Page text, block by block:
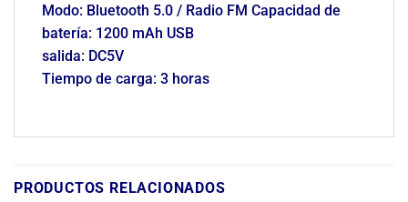
Modo: Bluetooth 5.0 / Radio FM Capacidad de
batería: 1200 mAh USB
salida: DC5V
Tiempo de carga: 3 horas
PRODUCTOS RELACIONADOS